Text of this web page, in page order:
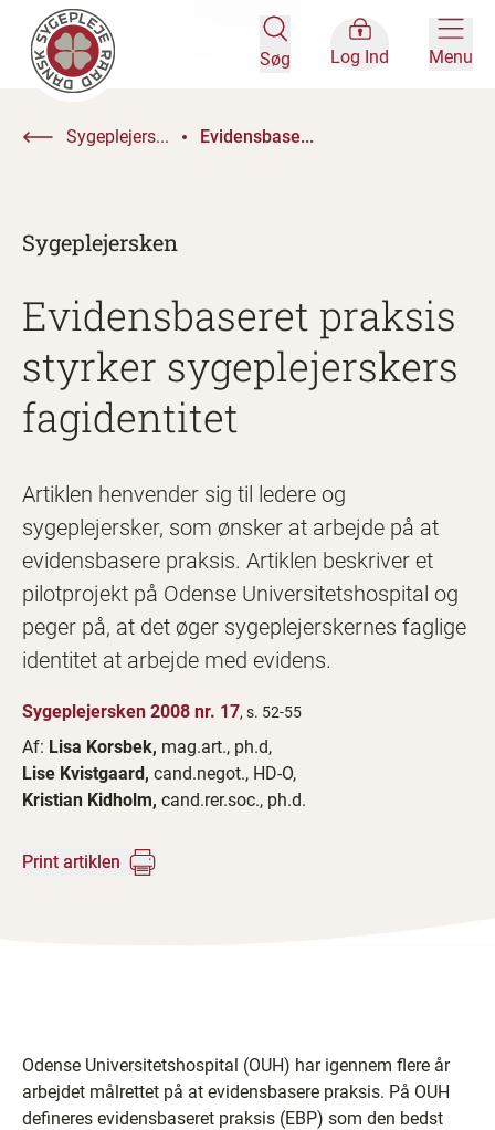
Søg Log Ind Menu
Sygeplejers... Evidensbase...
Sygeplejersken
Evidensbaseret praksis
styrker sygeplejerskers
fagidentitet
Artiklen henvender sig til ledere og
sygeplejersker, som ønsker at arbejde på at
evidensbasere praksis. Artiklen beskriver et
pilotprojekt på Odense Universitetshospital og
peger på, at det øger sygeplejerskernes faglige
identitet at arbejde med evidens.
Sygeplejersken 2008 nr. 17, s. 52-55
Af: Lisa Korsbek, mag.art., ph.d,
Lise Kvistgaard, cand.negot., HD-O,
Kristian Kidholm, cand.rer.soc., ph.d.
Print artiklen
Odense Universitetshospital (OUH) har igennem flere år
arbejdet målrettet på at evidensbasere praksis. På OUH
defineres evidensbaseret praksis (EBP) som den bedst